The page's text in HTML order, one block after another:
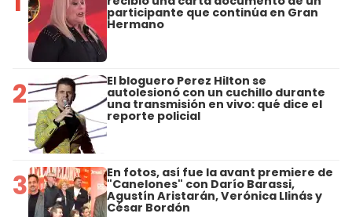
participante que continúa en Gran
Hermano
2 El bloguero Perez Hilton se
autolesionó con un cuchillo durante
una transmisión en vivo: qué dice el
reporte policial
3 En fotos, así fue la avant premiere de
"Canelones" con Darío Barassi,
Agustín Aristarán, Verónica Llinás y
César Bordón